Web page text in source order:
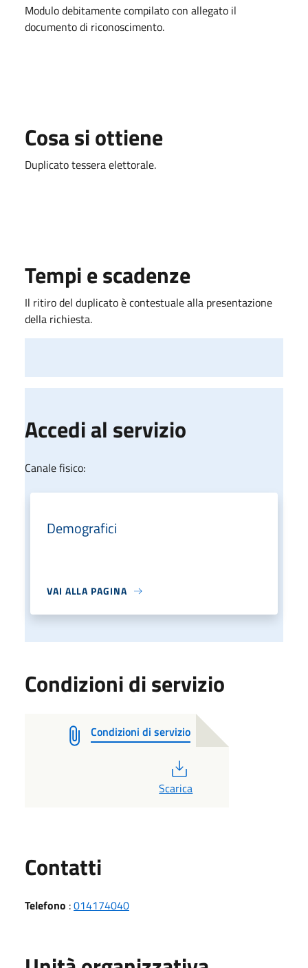
Modulo debitamente compilato con allegato il
documento di riconoscimento.
Cosa si ottiene
Duplicato tessera elettorale.
Tempi e scadenze
Il ritiro del duplicato è contestuale alla presentazione
della richiesta.
Accedi al servizio
Canale fisico:
Demografici
VAI ALLA PAGINA
Condizioni di servizio
Condizioni di servizio
Scarica
Contatti
Telefono :014174040